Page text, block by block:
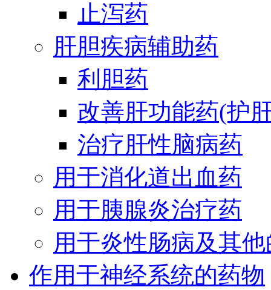
止泻药
肝胆疾病辅助药
利胆药
改善肝功能药(护
治疗肝性脑病药
用于消化道出血药
用于胰腺炎治疗药
用于炎性肠病及其
作用于神经系统的药物